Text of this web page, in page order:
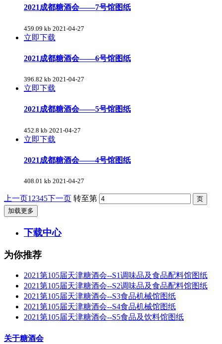
2021成都糖酒会——7号馆图纸
459.09 kb 2021-04-27
立即下载
2021成都糖酒会——6号馆图纸
396.82 kb 2021-04-27
立即下载
2021成都糖酒会——5号馆图纸
452.8 kb 2021-04-27
立即下载
2021成都糖酒会——4号馆图纸
408.01 kb 2021-04-27
上一页1 2345下一页 转至第
加载更多
下载中心
为你推荐
2021第105届天津糖酒会--S1调味品及食品配料馆图纸
2021第105届天津糖酒会--S2调味品及食品配料馆图纸
2021第105届天津糖酒会--S3食品机械馆图纸
2021第105届天津糖酒会--S4食品机械馆图纸
2021第105届天津糖酒会--S5食品及饮料馆图纸
关于糖酒会